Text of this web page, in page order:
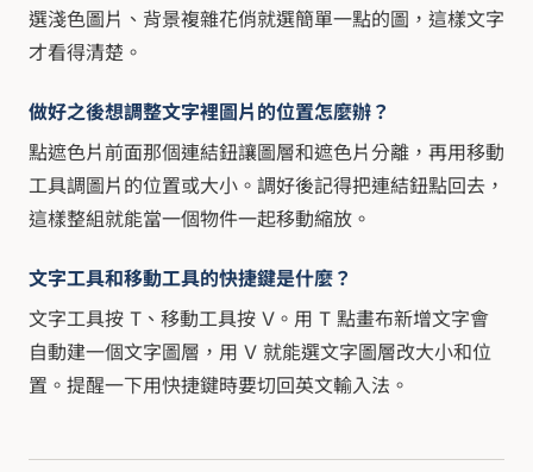
選淺色圖片、背景複雜花俏就選簡單一點的圖，這樣文字
才看得清楚。
做好之後想調整文字裡圖片的位置怎麼辦？
點遮色片前面那個連結鈕讓圖層和遮色片分離，再用移動
工具調圖片的位置或大小。調好後記得把連結鈕點回去，
這樣整組就能當一個物件一起移動縮放。
文字工具和移動工具的快捷鍵是什麼？
文字工具按 T、移動工具按 V。用 T 點畫布新增文字會
自動建一個文字圖層，用 V 就能選文字圖層改大小和位
置。提醒一下用快捷鍵時要切回英文輸入法。